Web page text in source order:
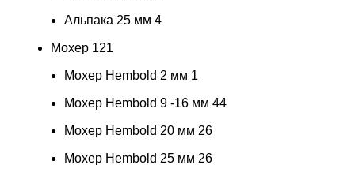
Альпака 25 мм 4
Мохер 121
Мохер Hembold 2 мм 1
Мохер Hembold 9 -16 мм 44
Мохер Hembold 20 мм 26
Мохер Hembold 25 мм 26